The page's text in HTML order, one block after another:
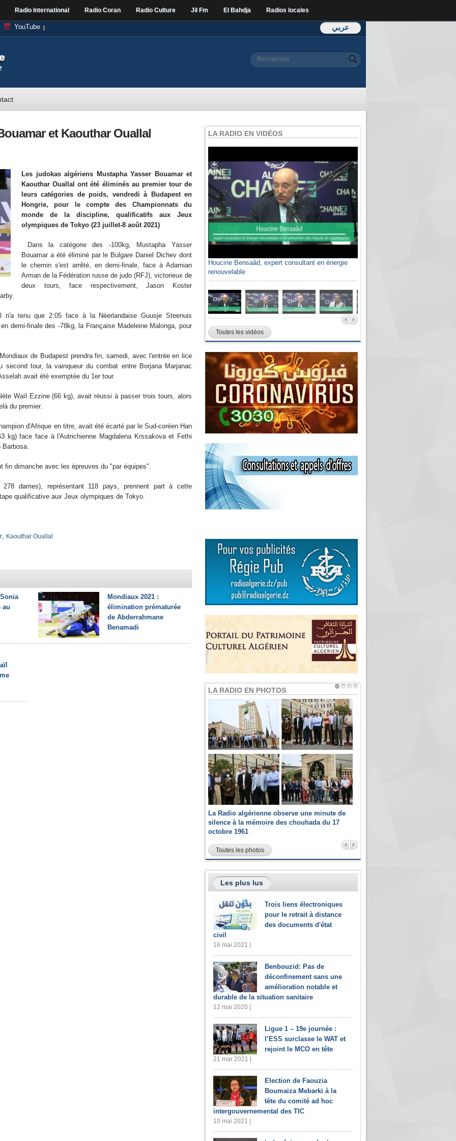
Radio International Radio Coran Radio Culture Jil Fm El Bahdja Radios locales
عربي YouTube
Formulaire de
Rechercher
et Kaouthar Ouallal
Les judokas algériens Mustapha Yasser Bouamar et
Kaouthar Ouallal ont été éliminés au premier tour de
leurs catégories de poids, vendredi à Budapest en
Hongrie, pour le compte des Championnats du
monde de la discipline, qualificatifs aux Jeux
olympiques de Tokyo (23 juillet-8 août 2021)
Dans la catégorie des -100kg, Mustapha Yasser
Bouamar a été éliminé par le Bulgare Daniel Dichev dont
le chemin s'est arrêté, en demi-finale, face à Adamian
Arman de la Fédération russe de judo (RFJ), victorieux de
deux tours, face respectivement, Jason Koster
n'a tenu que 2:05 face à la Néerlandaise Guusje Steenuis
demi-finale des -78kg, la Française Madeleine Malonga, pour
de Budapest prendra fin, samedi, avec l'entrée en lice
tour, la vainqueur du combat entre Borjana Marjanac
avait été exemptée du 1er tour.
Waïl Ezzine (66 kg), avait réussi à passer trois tours, alors
du premier.
d'Afrique en titre, avait été écarté par le Sud-coréen Han
kg) face face à l'Autrichienne Magdalena Krssakova et Fethi
Barbosa.
dimanche avec les épreuves du "par équipes".
dames), représentant 118 pays, prennent part à cette
qualificative aux Jeux olympiques de Tokyo.
, Kaouthar Ouallal
au
Mondiaux 2021 :
élimination prématurée
de Abderrahmane
Benamadi
LA RADIO EN VIDÉOS
Houcine Bensaâd, expert consultant en énergie
renouvelable
Toutes les vidéos
LA RADIO EN PHOTOS
La Radio algérienne observe une minute de
silence à la mémoire des chouhada du 17
octobre 1961
Toutes les photos
Les plus lus
Trois liens électroniques
pour le retrait à distance
des documents d'état
civil
16 mai 2021 |
Benbouzid: Pas de
déconfinement sans une
amélioration notable et
durable de la situation sanitaire
12 mai 2020 |
Ligue 1 – 19e journée :
l’ESS surclasse le WAT et
rejoint le MCO en tête
21 mar 2021 |
Election de Faouzia
Boumaiza Mebarki à la
tête du comité ad hoc
intergouvernemental des TIC
10 mai 2021 |